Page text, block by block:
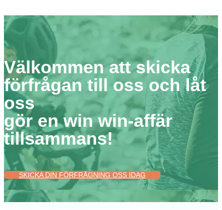
Välkommen att skicka
förfrågan till oss och låt
oss
gör en win win-affär
tillsammans!
SKICKA DIN FÖRFRÅGNING OSS IDAG